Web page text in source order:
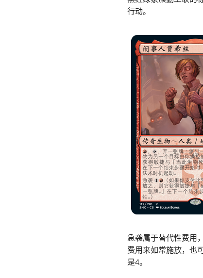
行动。
急袭属于替代性费用
费用来如常施放，也
是4。